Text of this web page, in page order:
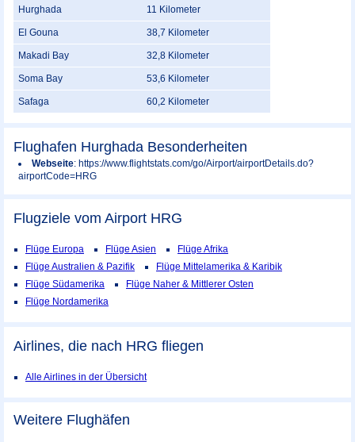
Hurghada
11 Kilometer
El Gouna 38,7 Kilometer
Makadi Bay 32,8 Kilometer
Soma Bay 53,6 Kilometer
Safaga 60,2 Kilometer
Flughafen Hurghada Besonderheiten
Webseite: https://www.flightstats.com/go/Airport/airportDetails.do?
airportCode=HRG
Flugziele vom Airport HRG
Flüge Europa Flüge Asien
Flüge Afrika
Flüge Australien & Pazifik
Flüge Mittelamerika & Karibik
Flüge Südamerika
Flüge Naher & Mittlerer Osten
Flüge Nordamerika
Airlines, die nach HRG fliegen
Alle Airlines in der Übersicht
Weitere Flughäfen